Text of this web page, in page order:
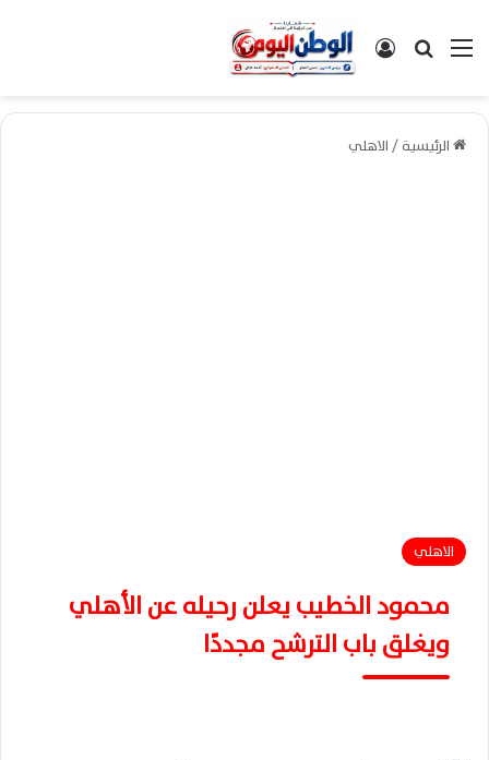
القائمةبحث عن تسجيل الدخول
الرئيسية/الاهلي
الاهلي
محمود الخطيب يعلن رحيله عن الأهلي
ويغلق باب الترشح مجددًا